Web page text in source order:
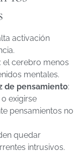
activación
: el cerebro menos
mentales.
de pensamiento:
exigirse
pensamientos no
quedar
intrusivos.